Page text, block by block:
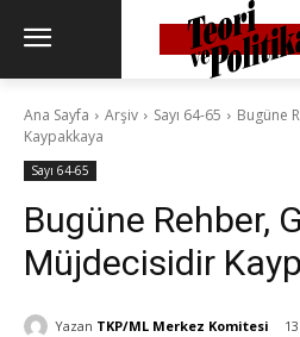
Ana Sayfa Arşiv Sayı 64-65
Bugüne
Kaypakkaya
Sayı 64-65
Bugüne Rehber,
Müjdecisidir
Yazan TKP/ML Merkez Komitesi